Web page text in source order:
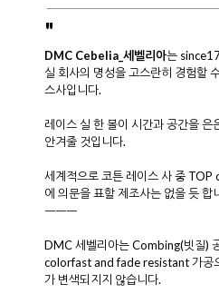
"
DMC Cebelia_세벨리아는
실 회사의 명성을 고스란히 경험할
스사입니다.
레이스 실 한 볼이 시간과 공간을
안겨줄 것입니다.
세계적으로 코튼 레이스 사 중 TOP
에 의문을 표할 제조사는 없을 듯 합
ㅡㅡㅡ
DMC 세벨리아는 Combing(빗질)
colorfast and fade resistant 가공
가 변색되지지 않습니다.